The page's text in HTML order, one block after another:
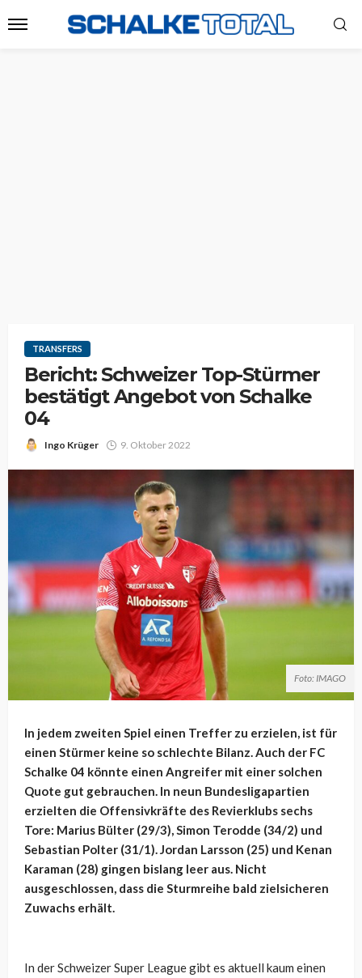
TRANSFERS
Bericht: Schweizer Top-Stürmer
bestätigt Angebot von Schalke
04
Ingo Krüger 9. Oktober 2022
Foto: IMAGO
In jedem zweiten Spiel einen Treffer zu erzielen, ist für
einen Stürmer keine so schlechte Bilanz. Auch der FC
Schalke 04 könnte einen Angreifer mit einer solchen
Quote gut gebrauchen. In neun Bundesligapartien
erzielten die Offensivkräfte des Revierklubs sechs
Tore: Marius Bülter (29/3), Simon Terodde (34/2) und
Sebastian Polter (31/1). Jordan Larsson (25) und Kenan
Karaman (28) gingen bislang leer aus. Nicht
ausgeschlossen, dass die Sturmreihe bald zielsicheren
Zuwachs erhält.
In der Schweizer Super League gibt es aktuell kaum einen